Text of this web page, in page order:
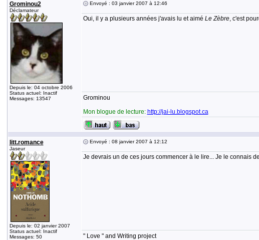
Grominou2
Déclamateur
Depuis le: 04 octobre 2006
Status actuel: Inactif
Messages: 13547
Envoyé : 03 janvier 2007 à 12:46
Oui, il y a plusieurs années j'avais lu et aimé Le Zèbre, c'est
Grominou
Mon blogue de lecture: http://jai-lu.blogspot.ca
litt.romance
Jaseur
Depuis le: 02 janvier 2007
Status actuel: Inactif
Messages: 50
Envoyé : 08 janvier 2007 à 12:12
Je devrais un de ces jours commencer à le lire... Je le connais
" Love " and Writing project